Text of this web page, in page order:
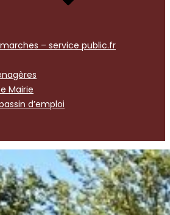
– service public.fr
Mairie
d’emploi